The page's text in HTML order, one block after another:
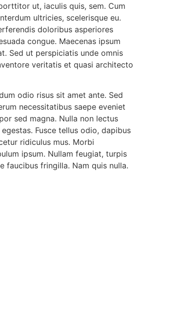
ut, iaculis quis, sem. Cum
ultricies, scelerisque eu.
doloribus asperiores
congue. Maecenas ipsum
Sed ut perspiciatis unde omnis
veritatis et quasi architecto
odio risus sit amet ante. Sed
necessitatibus saepe eveniet
sed magna. Nulla non lectus
Fusce tellus odio, dapibus
ridiculus mus. Morbi
ipsum. Nullam feugiat, turpis
faucibus fringilla. Nam quis nulla.